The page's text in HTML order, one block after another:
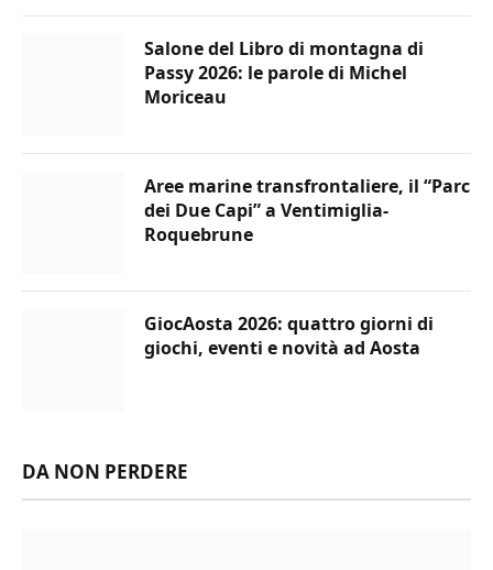
Salone del Libro di montagna di
Passy 2026: le parole di Michel
Moriceau
Aree marine transfrontaliere, il “Parc
dei Due Capi” a Ventimiglia-
Roquebrune
GiocAosta 2026: quattro giorni di
giochi, eventi e novità ad Aosta
DA NON PERDERE